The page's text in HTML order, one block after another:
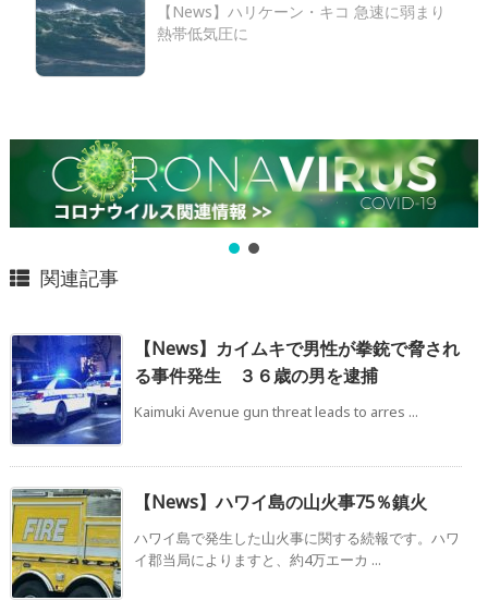
【News】ハリケーン・キコ 急速に弱まり
熱帯低気圧に
関連記事
【News】カイムキで男性が拳銃で脅され
る事件発生 ３６歳の男を逮捕
Kaimuki Avenue gun threat leads to arres ...
【News】ハワイ島の山火事75％鎮火
ハワイ島で発生した山火事に関する続報です。ハワ
イ郡当局によりますと、約4万エーカ ...